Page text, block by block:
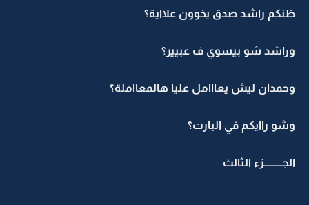
ظنكم راشد صدق يخوون علااية؟
وراشد شو بيسوي ف عبيير؟
وحمدان ليش يعااامل عليا هالمعااملة؟
وشو راايكم في البارت؟
الجـــــــــزء الثالث